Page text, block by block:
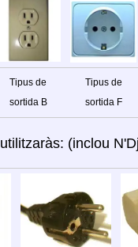
Tipus de
sortida B
Tipus de
sortida F
utilitzaràs: (inclou